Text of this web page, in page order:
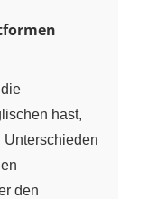
hast,
Unterschieden
den